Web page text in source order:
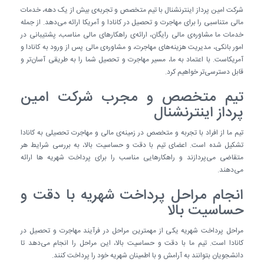
شرکت امین پرداز اینترنشنال با تیم متخصص و تجربه‌ی بیش از یک دهه، خدمات
مالی متناسبی را برای مهاجرت و تحصیل در کانادا و آمریکا ارائه می‌دهد. از جمله
خدمات ما مشاوره‌ی مالی رایگان، ارائه‌ی راهکارهای مالی مناسب، پشتیبانی در
امور بانکی، مدیریت هزینه‌های مهاجرت، و مشاوره‌ی مالی پس از ورود به کانادا و
آمریکاست. با اعتماد به ما، مسیر مهاجرت و تحصیل شما را به طریقی آسان‌تر و
قابل دسترسی‌تر خواهیم کرد.
تیم متخصص و مجرب شرکت امین
پرداز اینترنشنال
تیم ما از افراد با تجربه و متخصص در زمینه‌ی مالی و مهاجرت تحصیلی به کانادا
تشکیل شده است. اعضای تیم با دقت و حساسیت بالا، به بررسی شرایط هر
متقاضی می‌پردازند و راهکارهایی مناسب را برای پرداخت شهریه ها ارائه
می‌دهند.
انجام مراحل پرداخت شهریه با دقت و
حساسیت بالا
مراحل پرداخت شهریه یکی از مهمترین مراحل در فرآیند مهاجرت و تحصیل در
کانادا است. تیم ما با دقت و حساسیت بالا، این مراحل را انجام می‌دهد تا
دانشجویان بتوانند به آرامش و با اطمینان شهریه خود را پرداخت کنند.